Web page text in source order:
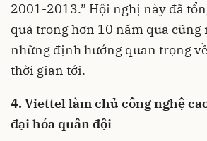
2001-2013.” Hội nghị này đã
quả trong hơn 10 năm qua cũng
những định hướng quan trọng
thời gian tới.
4. Viettel làm chủ công nghệ
đại hóa quân đội